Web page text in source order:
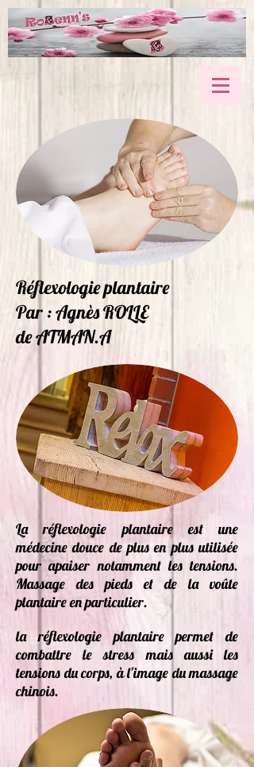
Réflexologie plantaire
Par : Agnès ROLLE
de ATMAN.A
La réflexologie plantaire est une
médecine douce de plus en plus utilisée
pour apaiser notamment les tensions.
Massage des pieds et de lavoûte
plantaireen particulier.
la réflexologie plantaire permet de
combattre le stress mais aussi les
tensions du corps, à l'image dumassage
chinois.